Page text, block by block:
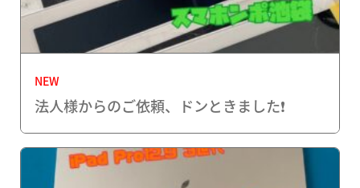
NEW
法人様からのご依頼、ドンときました❗️